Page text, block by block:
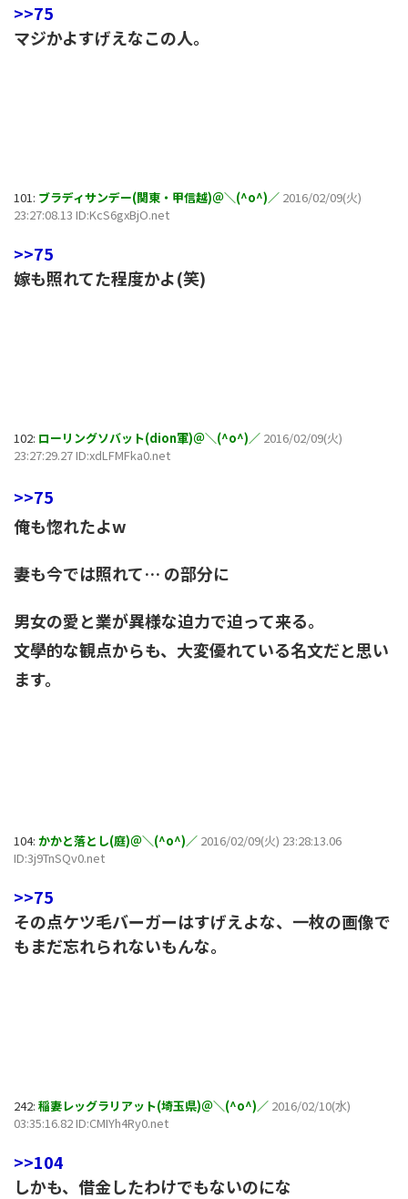
>>75
マジかよすげえなこの人。
101: ブラディサンデー(関東・甲信越)＠＼(^o^)／ 2016/02/09(火)
23:27:08.13 ID:KcS6gxBjO.net
>>75
嫁も照れてた程度かよ(笑)
102: ローリングソバット(dion軍)＠＼(^o^)／ 2016/02/09(火)
23:27:29.27 ID:xdLFMFka0.net
>>75
俺も惚れたよw
妻も今では照れて… の部分に
男女の愛と業が異様な迫力で迫って来る。
文學的な観点からも、大変優れている名文だと思い
ます。
104: かかと落とし(庭)＠＼(^o^)／ 2016/02/09(火) 23:28:13.06
ID:3j9TnSQv0.net
>>75
その点ケツ毛バーガーはすげえよな、一枚の画像で
もまだ忘れられないもんな。
242: 稲妻レッグラリアット(埼玉県)＠＼(^o^)／ 2016/02/10(水)
03:35:16.82 ID:CMIYh4Ry0.net
>>104
しかも、借金したわけでもないのにな